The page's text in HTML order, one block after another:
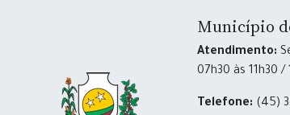
Município
Atendimento:
07h30 às 11h30 /
Telefone: (45)